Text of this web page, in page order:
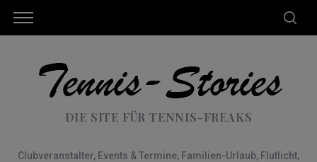
DIE SITE FÜR TENNIS-FREAKS
Clubveranstalter, Events & Termine, Familien-Urlaub, Flutlicht,